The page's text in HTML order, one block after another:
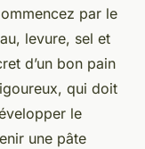
par le
levure, sel et
d’un bon pain
qui doit
le
une pâte